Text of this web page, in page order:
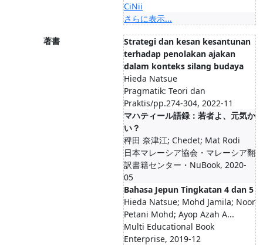
CiNii
さらに表示...
著書
Strategi dan kesan kesantunan
terhadap penolakan ajakan
dalam konteks silang budaya
Hieda Natsue
Pragmatik: Teori dan
Praktis/pp.274-304, 2022-11
マハティール語録：若者よ、元気か
い？
稗田 奈津江; Chedet; Mat Rodi
日本マレーシア協会・マレーシア翻
訳書籍センター・NuBook, 2020-
05
Bahasa Jepun Tingkatan 4 dan 5
Hieda Natsue; Mohd Jamila; Noor
Petani Mohd; Ayop Azah A...
Multi Educational Book
Enterprise, 2019-12